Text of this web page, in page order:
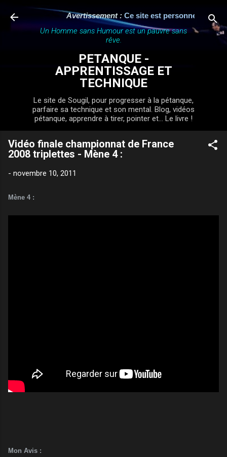
Accéder au contenu principal
Avertissement : Ce site est personnel,
Un Homme sans Humour est un pauvre sans
rêve.
PETANQUE -
APPRENTISSAGE ET
TECHNIQUE
Le site de Sougil, pour progresser à la pétanque,
parfaire sa technique et son mental. Blog, vidéos
pétanque, apprendre à tirer, pointer et... Le livre !
Vidéo finale championnat de France
2008 triplettes - Mène 4 :
- novembre 10, 2011
Mène 4 :
Mon Avis :